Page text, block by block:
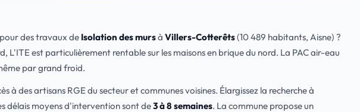
des travaux de Isolation des mursà Villers-Cotterêts(10 489 habitants, Aisne) ?
L'ITE est particulièrement rentable sur les maisons en brique du nord. La PAC air-eau
par grand froid.
à des artisans RGE du secteur et communes voisines. Élargissez la recherche à
délais moyens d'intervention sont de3 à 8 semaines. La commune propose un